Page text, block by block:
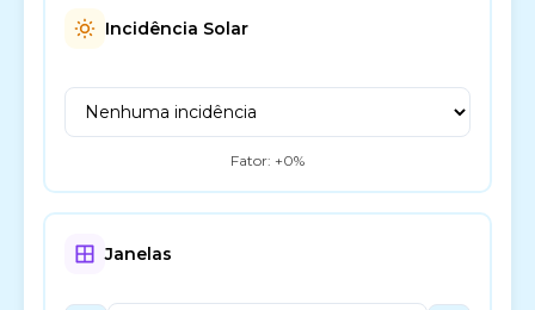
Incidência Solar
Fator: +0%
Janelas